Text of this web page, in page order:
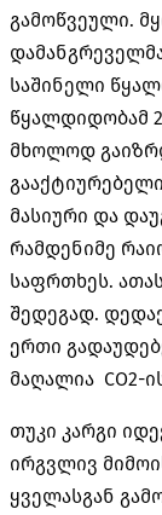
გამოწვეული.
საშინელი
წყალდიდობამ
მხოლოდ
მასიური და
რამდენიმე
საფრთხეს.
შედეგად.
ერთი
მაღალია CO2-
თუკი კარგი
ირგვლივ
ყველასგან